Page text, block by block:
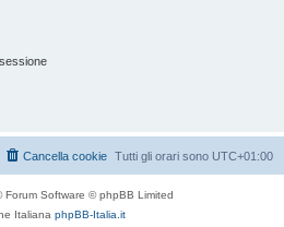
Tutti gli orari sono UTC+01:00
Cancella cookie
Forum Software © phpBB Limited
Italiana phpBB-Italia.it